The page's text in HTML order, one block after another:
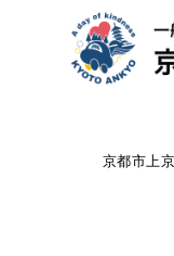
京都市上